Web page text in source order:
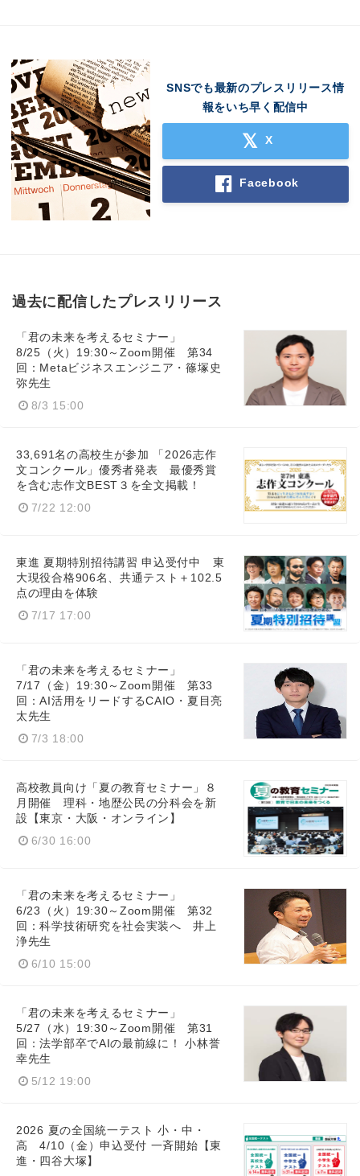
SNSでも最新のプレスリリース情
報をいち早く配信中
X
Facebook
過去に配信したプレスリリース
「君の未来を考えるセミナー」
8/25（火）19:30～Zoom開催 第34
回：Metaビジネスエンジニア・篠塚史
弥先生
8/3 15:00
33,691名の高校生が参加 「2026志作
文コンクール」優秀者発表 最優秀賞
を含む志作文BEST３を全文掲載！
7/22 12:00
東進 夏期特別招待講習 申込受付中 東
大現役合格906名、共通テスト＋102.5
点の理由を体験
7/17 17:00
「君の未来を考えるセミナー」
7/17（金）19:30～Zoom開催 第33
回：AI活用をリードするCAIO・夏目亮
太先生
7/3 18:00
高校教員向け「夏の教育セミナー」８
月開催 理科・地歴公民の分科会を新
設【東京・大阪・オンライン】
6/30 16:00
「君の未来を考えるセミナー」
6/23（火）19:30～Zoom開催 第32
回：科学技術研究を社会実装へ 井上
浄先生
6/10 15:00
「君の未来を考えるセミナー」
5/27（水）19:30～Zoom開催 第31
回：法学部卒でAIの最前線に！ 小林誉
幸先生
5/12 19:00
2026 夏の全国統一テスト 小・中・
高 4/10（金）申込受付 一斉開始【東
進・四谷大塚】